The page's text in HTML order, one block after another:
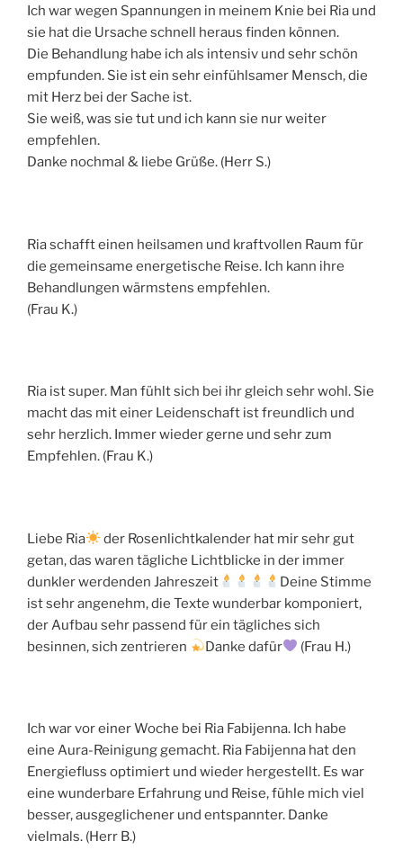
Ich war wegen Spannungen in meinem Knie bei Ria und
sie hat die Ursache schnell heraus finden können.
Die Behandlung habe ich als intensiv und sehr schön
empfunden. Sie ist ein sehr einfühlsamer Mensch, die
mit Herz bei der Sache ist.
Sie weiß, was sie tut und ich kann sie nur weiter
empfehlen.
Danke nochmal & liebe Grüße. (Herr S.)
Ria schafft einen heilsamen und kraftvollen Raum für
die gemeinsame energetische Reise. Ich kann ihre
Behandlungen wärmstens empfehlen.
(Frau K.)
Ria ist super. Man fühlt sich bei ihr gleich sehr wohl. Sie
macht das mit einer Leidenschaft ist freundlich und
sehr herzlich. Immer wieder gerne und sehr zum
Empfehlen. (Frau K.)
Liebe Ria
der Rosenlichtkalender hat mir sehr gut
getan, das waren tägliche Lichtblicke in der immer
dunkler werdenden Jahreszeit
Deine Stimme
ist sehr angenehm, die Texte wunderbar komponiert,
der Aufbau sehr passend für ein tägliches sich
besinnen, sich zentrieren
Danke dafür (Frau H.)
Ich war vor einer Woche bei Ria Fabijenna. Ich habe
eine Aura-Reinigung gemacht. Ria Fabijenna hat den
Energiefluss optimiert und wieder hergestellt. Es war
eine wunderbare Erfahrung und Reise, fühle mich viel
besser, ausgeglichener und entspannter. Danke
vielmals. (Herr B.)